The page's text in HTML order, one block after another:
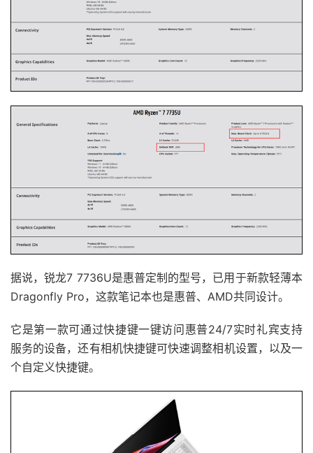
据说，锐龙7 7736U是惠普定制的型号，已用于新款轻薄本
Dragonfly Pro，这款笔记本也是惠普、AMD共同设计。
它是第一款可通过快捷键一键访问惠普24/7实时礼宾支持
服务的设备，还有相机快捷键可快速调整相机设置，以及一
个自定义快捷键。